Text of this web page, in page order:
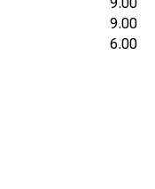
9.00
6.00